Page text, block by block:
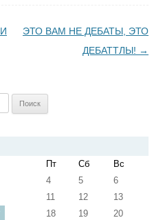
ЭТО ВАМ НЕ ДЕБАТЫ, ЭТО
ДЕБАТТЛЫ! →
Пт Сб
Вс
4 5
6
11 12
13
18 19
20